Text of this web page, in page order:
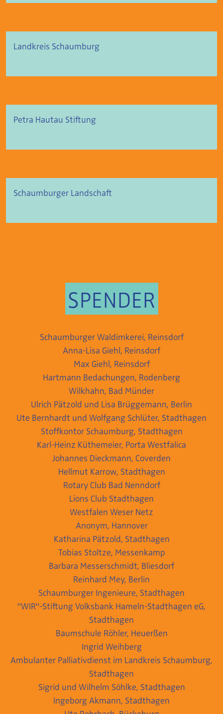
Landkreis Schaumburg
Petra Hautau Stiftung
Schaumburger Landschaft
SPENDER
Schaumburger Waldimkerei, Reinsdorf
Anna-Lisa Giehl, Reinsdorf
Max Giehl, Reinsdorf
Hartmann Bedachungen, Rodenberg
Wilkhahn, Bad Münder
Ulrich Pätzold und Lisa Brüggemann, Berlin
Ute Bernhardt und Wolfgang Schlüter, Stadthagen
Stoffkontor Schaumburg, Stadthagen
Karl-Heinz Küthemeier, Porta Westfalica
Johannes Dieckmann, Coverden
Hellmut Karrow, Stadthagen
Rotary Club Bad Nenndorf
Lions Club Stadthagen
Westfalen Weser Netz
Anonym, Hannover
Katharina Pätzold, Stadthagen
Tobias Stoltze, Messenkamp
Barbara Messerschmidt, Bliesdorf
Reinhard Mey, Berlin
Schaumburger Ingenieure, Stadthagen
"WIR"-Stiftung Volksbank Hameln-Stadthagen eG,
Stadthagen
Baumschule Röhler, Heuerßen
Ingrid Weihberg
Ambulanter Palliativdienst im Landkreis Schaumburg,
Stadthagen
Sigrid und Wilhelm Söhlke, Stadthagen
Ingeborg Akmann, Stadthagen